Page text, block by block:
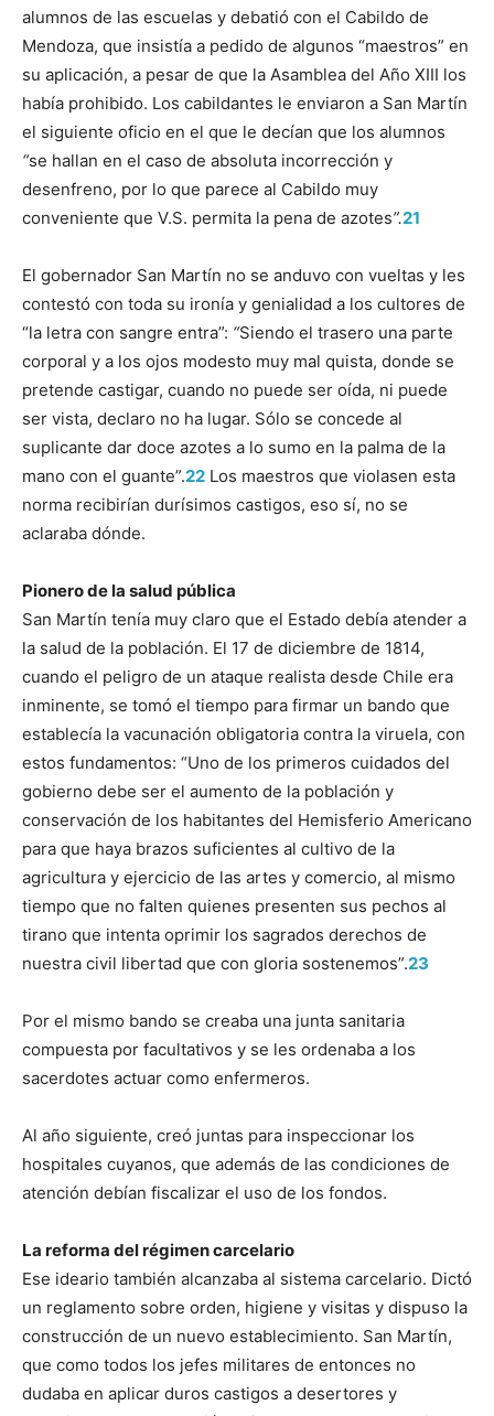
alumnos de las escuelas y debatió con el Cabildo de
Mendoza, que insistía a pedido de algunos “maestros” en
su aplicación, a pesar de que la Asamblea del Año XIII los
había prohibido. Los cabildantes le enviaron a San Martín
el siguiente oficio en el que le decían que los alumnos
“se hallan en el caso de absoluta incorrección y
desenfreno, por lo que parece al Cabildo muy
conveniente que V.S. permita la pena de azotes”.21
El gobernador San Martín no se anduvo con vueltas y les
contestó con toda su ironía y genialidad a los cultores de
“la letra con sangre entra”: “Siendo el trasero una parte
corporal y a los ojos modesto muy mal quista, donde se
pretende castigar, cuando no puede ser oída, ni puede
ser vista, declaro no ha lugar. Sólo se concede al
suplicante dar doce azotes a lo sumo en la palma de la
mano con el guante”.22 Los maestros que violasen esta
norma recibirían durísimos castigos, eso sí, no se
aclaraba dónde.
Pionero de la salud pública
San Martín tenía muy claro que el Estado debía atender a
la salud de la población. El 17 de diciembre de 1814,
cuando el peligro de un ataque realista desde Chile era
inminente, se tomó el tiempo para firmar un bando que
establecía la vacunación obligatoria contra la viruela, con
estos fundamentos: “Uno de los primeros cuidados del
gobierno debe ser el aumento de la población y
conservación de los habitantes del Hemisferio Americano
para que haya brazos suficientes al cultivo de la
agricultura y ejercicio de las artes y comercio, al mismo
tiempo que no falten quienes presenten sus pechos al
tirano que intenta oprimir los sagrados derechos de
nuestra civil libertad que con gloria sostenemos”.23
Por el mismo bando se creaba una junta sanitaria
compuesta por facultativos y se les ordenaba a los
sacerdotes actuar como enfermeros.
Al año siguiente, creó juntas para inspeccionar los
hospitales cuyanos, que además de las condiciones de
atención debían fiscalizar el uso de los fondos.
La reforma del régimen carcelario
Ese ideario también alcanzaba al sistema carcelario. Dictó
un reglamento sobre orden, higiene y visitas y dispuso la
construcción de un nuevo establecimiento. San Martín,
que como todos los jefes militares de entonces no
dudaba en aplicar duros castigos a desertores y